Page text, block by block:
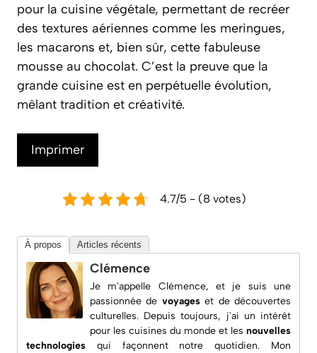
pour la cuisine végétale, permettant de recréer
des textures aériennes comme les meringues,
les macarons et, bien sûr, cette fabuleuse
mousse au chocolat. C’est la preuve que la
grande cuisine est en perpétuelle évolution,
mêlant tradition et créativité.
Imprimer
4.7/5 - (8 votes)
À propos Articles récents
Clémence
Je m'appelle Clémence, et je suis une
passionnée de voyageset de découvertes
culturelles. Depuis toujours, j'ai un intérêt
pour les cuisines du monde et les nouvelles
technologies qui façonnent notre quotidien. Mon